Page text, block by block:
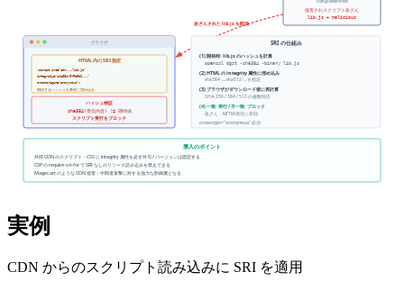
実例
CDN からのスクリプト読み込みに SRI を適用